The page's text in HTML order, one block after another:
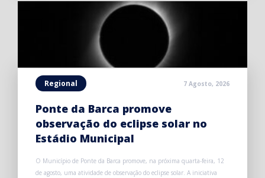
Regional 7 Agosto, 2026
Ponte da Barca promove
observação do eclipse solar no
Estádio Municipal
O Município de Ponte da Barca promove, na próxima quarta-feira, 12
de agosto, uma atividade de observação do eclipse solar. A iniciativa